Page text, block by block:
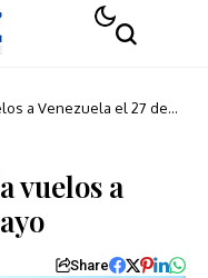
a Venezuela el 27 de
vuelos a
Share